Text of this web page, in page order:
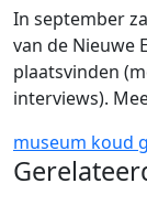
In september
van de Nieuwe
plaatsvinden
interviews).
museum koud